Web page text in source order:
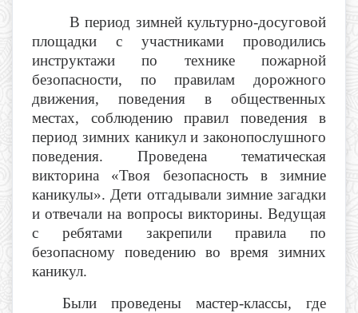
В период зимней культурно-досуговой
площадки с участниками проводились
инструктажи по технике пожарной
безопасности, по правилам дорожного
движения, поведения в общественных
местах, соблюдению правил поведения в
период зимних каникул и законопослушного
поведения. Проведена тематическая
викторина «Твоя безопасность в зимние
каникулы». Дети отгадывали зимние загадки
и отвечали на вопросы викторины. Ведущая
с ребятами закрепили правила по
безопасному поведению во время зимних
каникул.
Были проведены мастер-классы, где